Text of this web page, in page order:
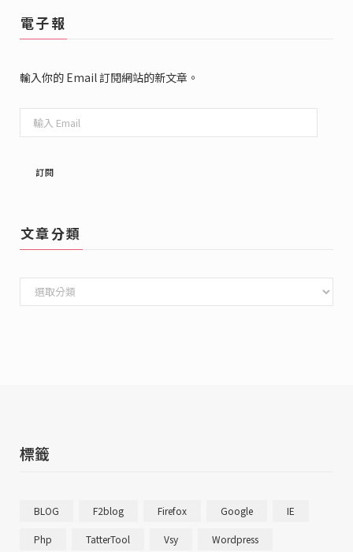
電子報
輸入你的 Email 訂閱網站的新文章。
入
訂閱
文章分類
章
標籤
BLOG F2blog Firefox Google IE
Php TatterTool Vsy Wordpress